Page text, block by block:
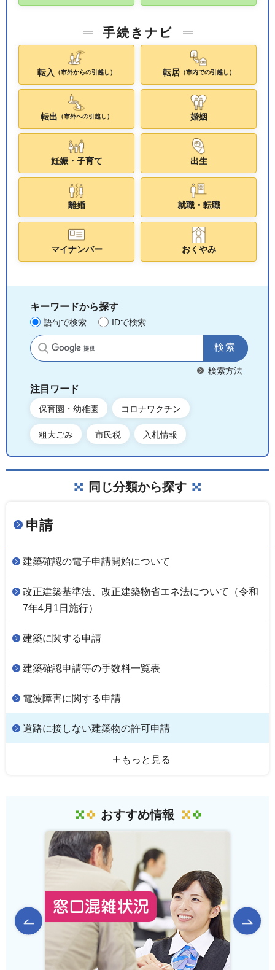
手続きナビ
転入 （市外からの引越し） 転居（市内での引越し）
転出 （市外への引越し） 婚姻
妊娠・子育て 出生
離婚 就職・転職
マイナンバー おくやみ
キーワードから探す
語句で検索 IDで検索
サイト内検索
検索方法
注目ワード
保育園・幼稚園 コロナワクチン
粗大ごみ 市民税 入札情報
同じ分類から探す
申請
建築確認の電子申請開始について
改正建築基準法、改正建築物省エネ法について（令和
7年4月1日施行）
建築に関する申請
建築確認申請等の手数料一覧表
電波障害に関する申請
道路に接しない建築物の許可申請
もっと見る
おすすめ情報
前のスライドを表示